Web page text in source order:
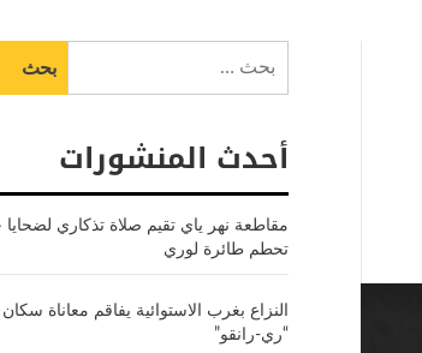
عن:
أحدث المنشورات
مقاطعة نهر ياي تقيم صلاة تذكاري
تحطم طائرة لوري
النزاع بغرب الاستوائية يفاقم معاناة
“ري-رانقو”